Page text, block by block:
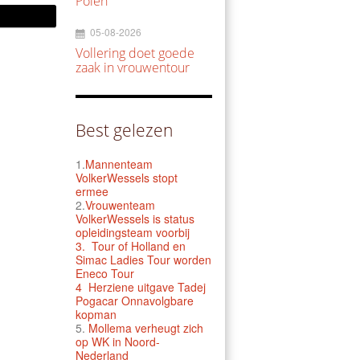
05-08-2026
Vollering doet goede
zaak in vrouwentour
Best gelezen
1.Mannenteam
VolkerWessels stopt
ermee
2.Vrouwenteam
VolkerWessels is status
opleidingsteam voorbij
3. Tour of Holland en
Simac Ladies Tour worden
Eneco Tour
4 Herziene uitgave Tadej
Pogacar Onnavolgbare
kopman
5. Mollema verheugt zich
op WK in Noord-
Nederland